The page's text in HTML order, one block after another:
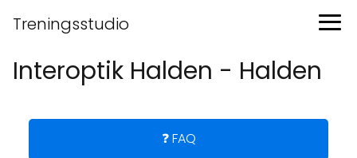
Treningsstudio
Interoptik Halden - Halden
❓ FAQ